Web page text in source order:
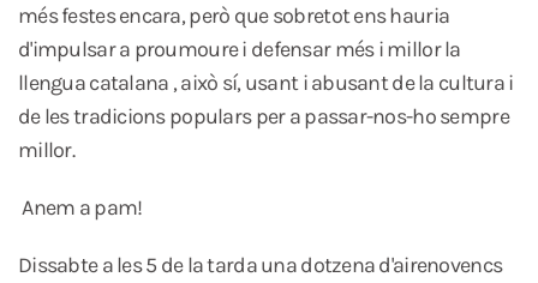
més festes encara, però que sobretot ens hauria
d'impulsar a proumoure i defensar més i millor la
llengua catalana , això sí, usant i abusant de la cultura i
de les tradicions populars per a passar-nos-ho sempre
millor.
Anem a pam!
Dissabte a les 5 de la tarda una dotzena d'airenovencs